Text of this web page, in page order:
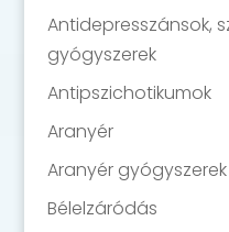
Antidepresszánsok,
gyógyszerek
Antipszichotikumok
Aranyér
Aranyér gyógyszerek
Bélelzáródás